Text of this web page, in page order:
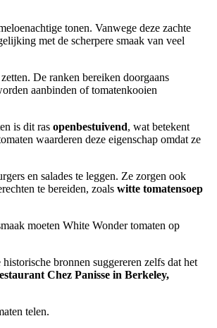
tonen. Vanwege deze zachte
met de scherpere smaak van veel
De ranken bereiken doorgaans
aanbinden of tomatenkooien
is dit ras openbestuivend, wat betekent
waarderen deze eigenschap omdat ze
en salades te leggen. Ze zorgen ook
te bereiden, zoals witte tomatensoep
moeten White Wonder tomaten op
bronnen suggereren zelfs dat het
Chez Panisse in Berkeley,
telen.